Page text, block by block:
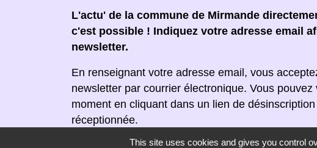
L'actu' de la commune de Mirmande
c'est possible ! Indiquez votre adresse email
newsletter.
En renseignant votre adresse email, vous
newsletter par courrier électronique. Vous
moment en cliquant dans un lien de
réceptionnée.
This site uses cookies and gives you control